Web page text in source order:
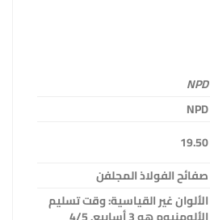
NPD
NPD
19.50
صفائح الفولاذ المجلفن
الألوان غير القياسية: وقت تسليم